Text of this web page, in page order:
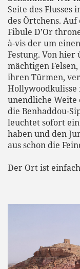
Seite des Flusses
des Örtchens.
Fibule D’Or
à-vis der um
Festung. Von
mächtigen
ihren Türmen,
Hollywoodkulisse
unendliche Weite
die Benhaddou-
leuchtet sofort
haben und den
aus schon die
Der Ort ist